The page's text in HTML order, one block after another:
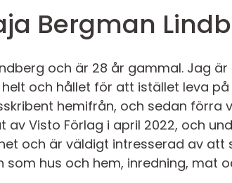
Bergman
och är 28 år gammal. Jag
och hållet för att istället leva
hemifrån, och sedan förra
Visto Förlag i april 2022, och
och är väldigt intresserad av att
hus och hem, inredning, mat